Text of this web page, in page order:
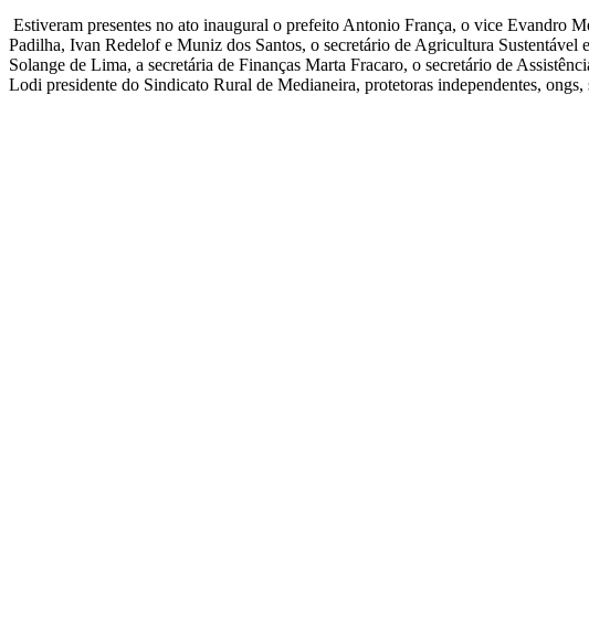
Estiveram presentes no ato inaugural o prefeito Antonio França, o vice Evandro
Padilha, Ivan Redelof e Muniz dos Santos, o secretário de Agricultura
Solange de Lima, a secretária de Finanças Marta Fracaro, o secretário de
Lodi presidente do Sindicato Rural de Medianeira, protetoras independentes,